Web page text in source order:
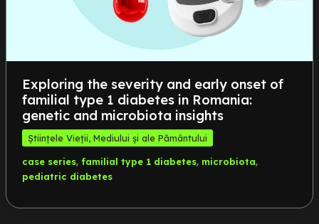
Exploring the severity and early onset of
familial type 1 diabetes in Romania:
genetic and microbiota insights
Științele Vieții, Mediului și ale Pământului
case series, familial type 1 diabetes, microbiota,
pediatric diabetes